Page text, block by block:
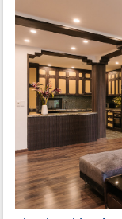
nhằm đảm bảo
vào được căn nhà.
Các căn biệt thự
vuông vức. Vật
ngoại thất mang
sang trọng. Nếu
thô và tùy biến